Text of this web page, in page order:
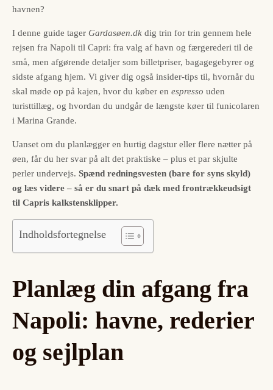
havnen?
I denne guide tager Gardasøen.dk dig trin for trin gennem hele
rejsen fra Napoli til Capri: fra valg af havn og færgerederi til de
små, men afgørende detaljer som billetpriser, bagagegebyrer og
sidste afgang hjem. Vi giver dig også insider-tips til, hvornår du
skal møde op på kajen, hvor du køber en espresso uden
turisttillæg, og hvordan du undgår de længste køer til funicolaren
i Marina Grande.
Uanset om du planlægger en hurtig dagstur eller flere nætter på
øen, får du her svar på alt det praktiske – plus et par skjulte
perler undervejs. Spænd redningsvesten (bare for syns skyld)
og læs videre – så er du snart på dæk med frontrækkeudsigt
til Capris kalkstensklipper.
Indholdsfortegnelse
Planlæg din afgang fra
Napoli: havne, rederier
og sejlplan